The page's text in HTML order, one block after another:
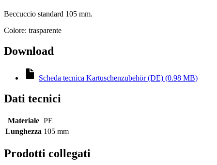
Beccuccio standard 105 mm.
Colore: trasparente
Download
Scheda tecnica Kartuschenzubehör (DE) (0.98 MB)
Dati tecnici
Materiale PE
Lunghezza 105 mm
Prodotti collegati